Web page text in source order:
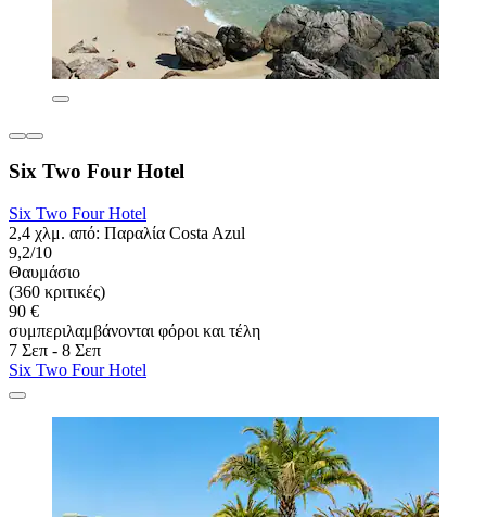
Six Two Four Hotel
Six Two Four Hotel
2,4 χλμ. από: Παραλία Costa Azul
9,2/10
Θαυμάσιο
(360 κριτικές)
90 €
συμπεριλαμβάνονται φόροι και τέλη
7 Σεπ - 8 Σεπ
Six Two Four Hotel